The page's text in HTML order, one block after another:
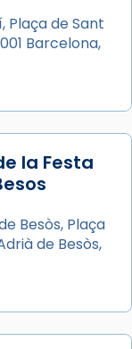
lloc la
al
apostòlica
i als
Joan
i l’ha
Barcelona,
Plaça de Sant
Barcelona,
la Festa
Besòs, Plaça
de Besòs,